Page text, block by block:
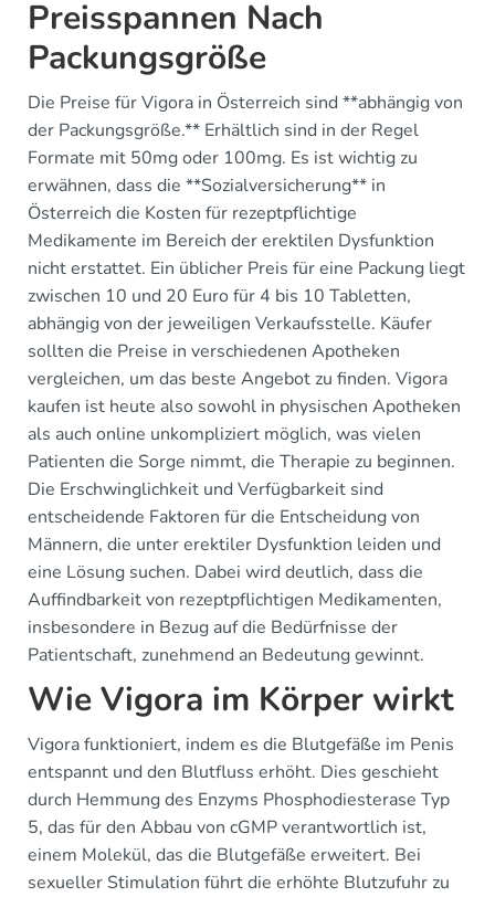
Preisspannen Nach
Packungsgröße
Die Preise für Vigora in Österreich sind **abhängig von
der Packungsgröße.** Erhältlich sind in der Regel
Formate mit 50mg oder 100mg. Es ist wichtig zu
erwähnen, dass die **Sozialversicherung** in
Österreich die Kosten für rezeptpflichtige
Medikamente im Bereich der erektilen Dysfunktion
nicht erstattet. Ein üblicher Preis für eine Packung liegt
zwischen 10 und 20 Euro für 4 bis 10 Tabletten,
abhängig von der jeweiligen Verkaufsstelle. Käufer
sollten die Preise in verschiedenen Apotheken
vergleichen, um das beste Angebot zu finden. Vigora
kaufen ist heute also sowohl in physischen Apotheken
als auch online unkompliziert möglich, was vielen
Patienten die Sorge nimmt, die Therapie zu beginnen.
Die Erschwinglichkeit und Verfügbarkeit sind
entscheidende Faktoren für die Entscheidung von
Männern, die unter erektiler Dysfunktion leiden und
eine Lösung suchen. Dabei wird deutlich, dass die
Auffindbarkeit von rezeptpflichtigen Medikamenten,
insbesondere in Bezug auf die Bedürfnisse der
Patientschaft, zunehmend an Bedeutung gewinnt.
Wie Vigora im Körper wirkt
Vigora funktioniert, indem es die Blutgefäße im Penis
entspannt und den Blutfluss erhöht. Dies geschieht
durch Hemmung des Enzyms Phosphodiesterase Typ
5, das für den Abbau von cGMP verantwortlich ist,
einem Molekül, das die Blutgefäße erweitert. Bei
sexueller Stimulation führt die erhöhte Blutzufuhr zu